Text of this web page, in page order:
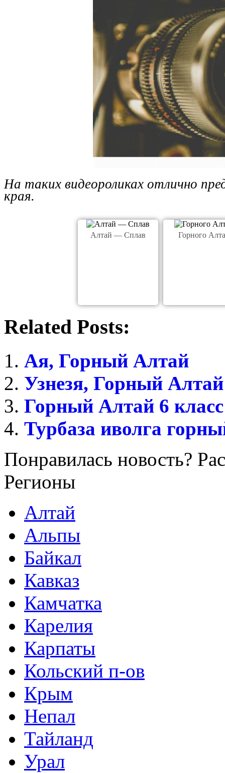
На таких видеороликах отлично
края.
Алтай — Сплав Горного
Related Posts:
Ая, Горный Алтай
Узнезя, Горный Алтай
Горный Алтай 6 класс
Турбаза иволга
Понравилась новость?
Регионы
Алтай
Альпы
Байкал
Кавказ
Камчатка
Карелия
Карпаты
Кольский п-ов
Крым
Непал
Тайланд
Урал